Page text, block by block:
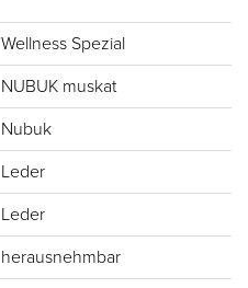
Wellness Spezial
NUBUK muskat
Nubuk
Leder
Leder
herausnehmbar